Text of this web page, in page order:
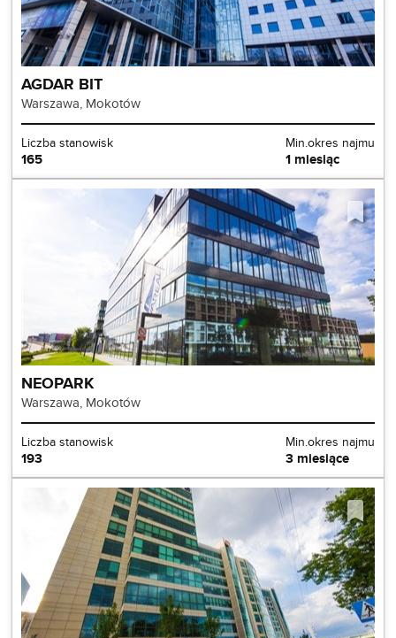
AGDAR BIT
Warszawa, Mokotów
Liczba stanowisk
165
Min.okres najmu
1 miesiąc
NEOPARK
Warszawa, Mokotów
Liczba stanowisk
193
Min.okres najmu
3 miesiące